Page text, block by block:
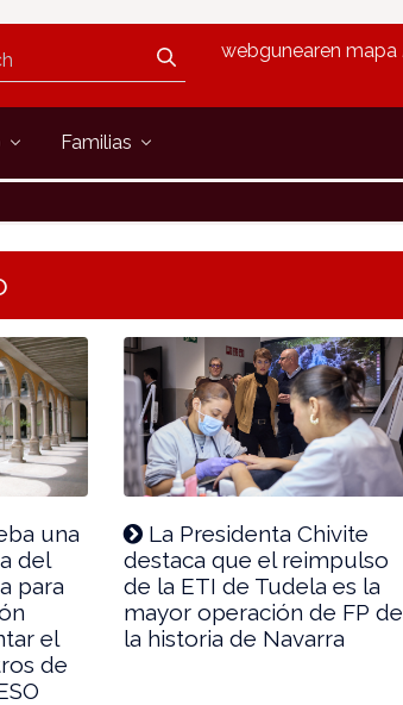
webgunearen mapa
Familias
una
del
para
el
de
La Presidenta Chivite
destaca que el reimpulso
de la ETI de Tudela es la
mayor operación de FP de
la historia de Navarra